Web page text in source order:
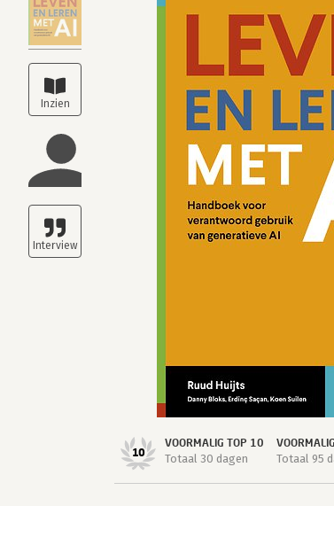
10
VOORMALIG TOP 10
Totaal 30 dagen
Totaal 95